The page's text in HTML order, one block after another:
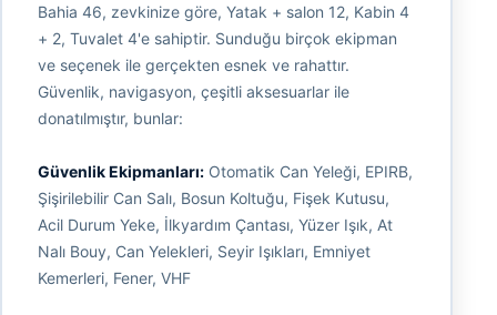
Bahia 46, zevkinize göre, Yatak + salon 12, Kabin 4
+ 2, Tuvalet 4'e sahiptir. Sunduğu birçok ekipman
ve seçenek ile gerçekten esnek ve rahattır.
Güvenlik, navigasyon, çeşitli aksesuarlar ile
donatılmıştır, bunlar:
Güvenlik Ekipmanları:Otomatik Can Yeleği, EPIRB,
Şişirilebilir Can Salı, Bosun Koltuğu, Fişek Kutusu,
Acil Durum Yeke, İlkyardım Çantası, Yüzer Işık, At
Nalı Bouy, Can Yelekleri, Seyir Işıkları, Emniyet
Kemerleri, Fener, VHF